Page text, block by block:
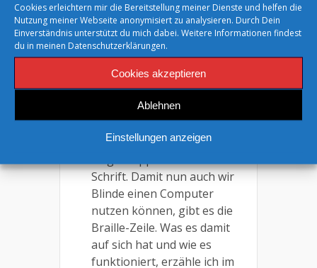
Cookies erleichtern mir die Bereitstellung meiner Dienste und helfen die
Nutzung meiner Webseite anonymisiert zu analysieren. Durch Dein
Einverständnis unterstützt du mich dabei. Weitere Informationen findest
du in meinen Datenschutzerklärungen.
Cookies akzeptieren
Ablehnen
Einstellungen anzeigen
Die Braille-Zeile für
blinde
Computernutzer
Die Braille-Zeile ist
sozusagen der Bildschirm
für Blinde. Blinde lesen ja mit
den Fingern. Anders gesagt:
Wir ertasten mit den
Fingerkuppen die Braille-
Schrift. Damit nun auch wir
Blinde einen Computer
nutzen können, gibt es die
Braille-Zeile. Was es damit
auf sich hat und wie es
funktioniert, erzähle ich im